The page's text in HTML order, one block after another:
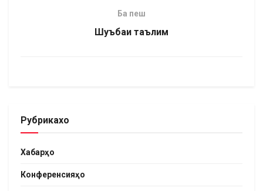
Ба пеш
Шуъбаи таълим
Рубрикахо
Хабарҳо
Конференсияҳо